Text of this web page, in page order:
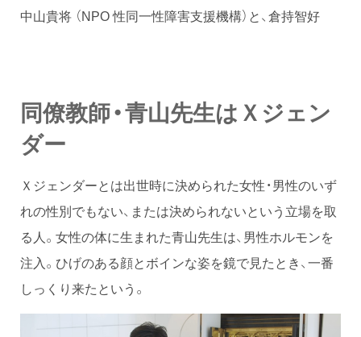
中山貴将 （NPO 性同一性障害支援機構）と、倉持智好
同僚教師・青山先生はＸジェン
ダー
Ｘジェンダーとは出世時に決められた女性・男性のいず
れの性別でもない、または決められないという立場を取
る人。女性の体に生まれた青山先生は、男性ホルモンを
注入。ひげのある顔とボインな姿を鏡で見たとき、一番
しっくり来たという。